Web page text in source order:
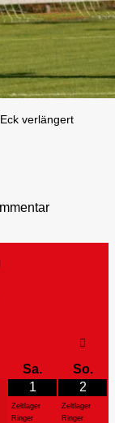
verlängert
Sa.
So.
1
Zeltlager
Ringer
2
Zeltlager
Ringer